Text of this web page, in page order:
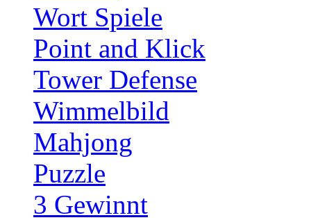
Wort Spiele
Point and Klick
Tower Defense
Wimmelbild
Mahjong
Puzzle
3 Gewinnt